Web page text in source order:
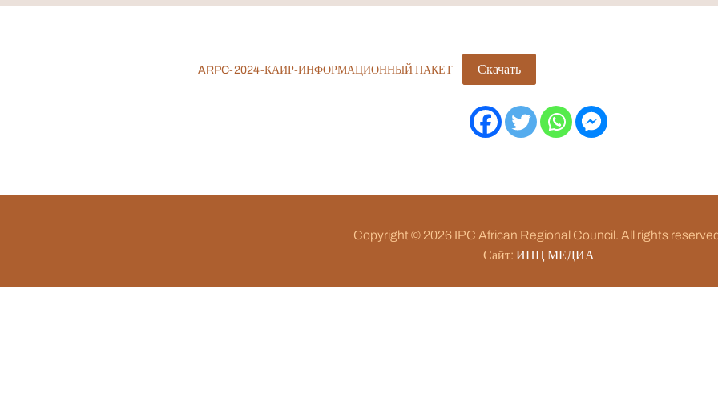
ARPC-2024-КАИР-ИНФОРМАЦИОННЫЙ ПАКЕТ Скачать
Copyright © 2026 IPC African Regional Council. All rights
Сайт: ИПЦ МЕДИА